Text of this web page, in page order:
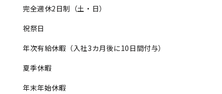
完全週休2日制（土・日）
祝祭日
年次有給休暇（入社3カ月後に10日間付与）
夏季休暇
年末年始休暇